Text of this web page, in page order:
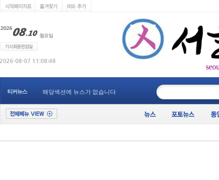
티커뉴스 해당섹션에 뉴스가 없습니다